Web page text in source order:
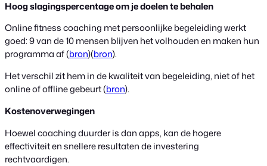
Hoog slagingspercentage om je doelen te behalen
Online fitness coaching met persoonlijke begeleiding werkt
goed: 9 van de 10 mensen blijven het volhouden en maken hun
programma af (bron)(bron).
Het verschil zit hem in de kwaliteit van begeleiding, niet of het
online of offline gebeurt (bron).
Kostenoverwegingen
Hoewel coaching duurder is dan apps, kan de hogere
effectiviteit en snellere resultaten de investering
rechtvaardigen.